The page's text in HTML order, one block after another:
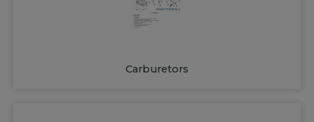
Carburetors